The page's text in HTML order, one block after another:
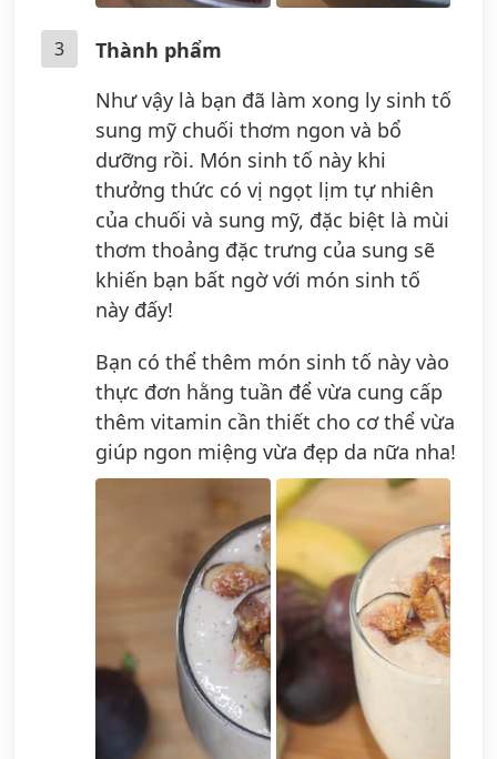
3
Thành phẩm
Như vậy là bạn đã làm xong ly sinh tố
sung mỹ chuối thơm ngon và bổ
dưỡng rồi. Món sinh tố này khi
thưởng thức có vị ngọt lịm tự nhiên
của chuối và sung mỹ, đặc biệt là mùi
thơm thoảng đặc trưng của sung sẽ
khiến bạn bất ngờ với món sinh tố
này đấy!
Bạn có thể thêm món sinh tố này vào
thực đơn hằng tuần để vừa cung cấp
thêm vitamin cần thiết cho cơ thể vừa
giúp ngon miệng vừa đẹp da nữa nha!